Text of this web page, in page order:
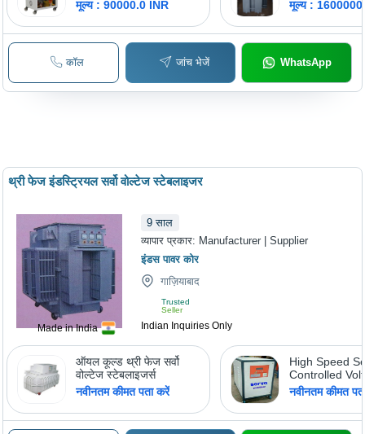
मूल्य : 90000.0 INR मूल्य :
कॉल जांच भेजें WhatsApp
Made in India
थ्री फेज इंडस्ट्रियल सर्वो वोल्टेज स्टेबलाइजर
9 साल
व्यापार प्रकार: Manufacturer | Supplier
इंडस पावर कोर
गाज़ियाबाद
Trusted
Seller
Indian Inquiries Only
ऑयल कूल्ड थ्री फेज सर्वो
वोल्टेज स्टेबलाइजर्स
नवीनतम कीमत पता करें
High Speed
Controlled
Stabilizer
नवीनतम कीमत